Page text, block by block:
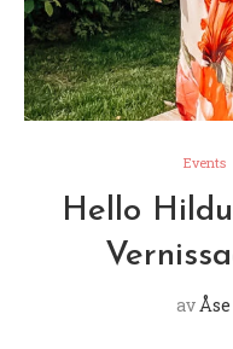
Events
Hello
av Åse